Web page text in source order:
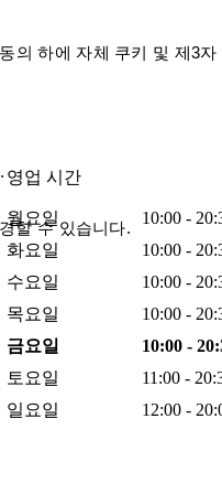
영업 시간
월요일
10:00 -
화요일
10:00 -
수요일
10:00 -
목요일
10:00 -
금요일
10:00 -
토요일
11:00 -
일요일
12:00 -
의 하에 자체 쿠키 및 제3
할 수 있습니다.